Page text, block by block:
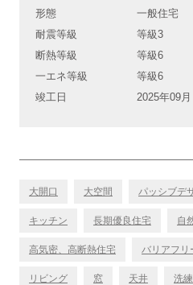
形態
一般住宅
耐震等級
等級3
断熱等級
等級6
一エネ等級
等級6
竣工日
2025年09月
大開口 大空間 パッシブデ
キッチン 長期優良住宅 自
高気密、高断熱住宅 バリアフリ
リビング 窓 天井 洗練